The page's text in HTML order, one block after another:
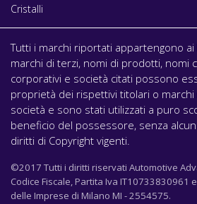
Cristalli
Tutti i marchi riportati appartengono
marchi di terzi, nomi di prodotti, nomi
corporativi e società citati possono
proprietà dei rispettivi titolari o marchi
società e sono stati utilizzati a puro
beneficio del possessore, senza
diritti di Copyright vigenti.
©2017 Tutti i diritti riservati Automotive
Codice Fiscale, Partita Iva IT10733830961
delle Imprese di Milano MI - 2554575.